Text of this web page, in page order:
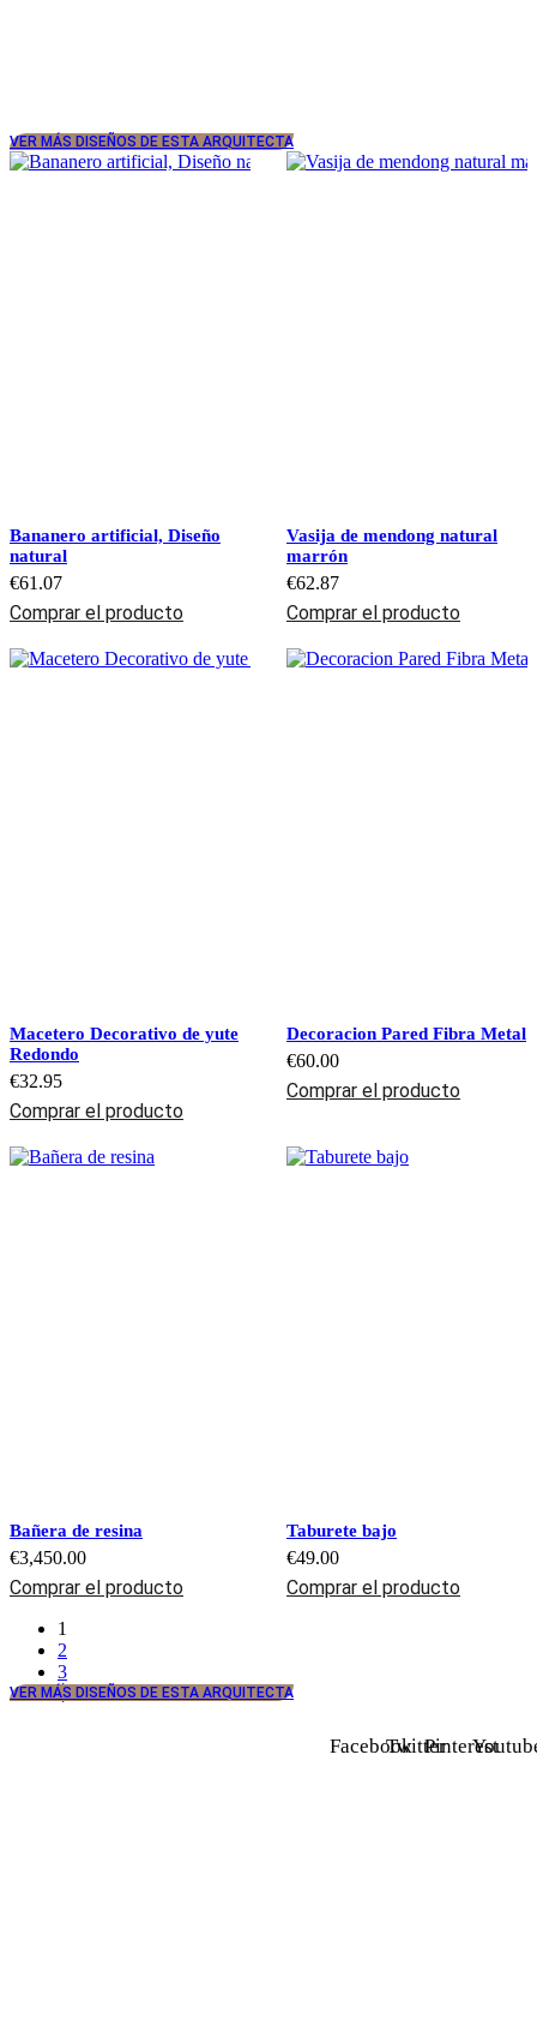
VER MÁS DISEÑOS DE ESTA ARQUITECTA
Bananero artificial, Diseño
natural
€61.07
Comprar el producto
Vasija de mendong natural
marrón
€62.87
Comprar el producto
Macetero Decorativo de yute
Redondo
€32.95
Comprar el producto
Decoracion Pared Fibra Metal
€60.00
Comprar el producto
Bañera de resina
€3,450.00
Comprar el producto
Taburete bajo
€49.00
Comprar el producto
1
2
3
FacebookTwitterPinterest
VER MÁS DISEÑOS DE ESTA ARQUITECTA